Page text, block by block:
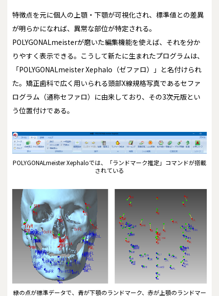
特徴点を元に個人の上顎・下顎が可視化され、標準値との差異
が明らかになれば、異常な部位が特定される。
POLYGONALmeisterが磨いた編集機能を使えば、それを分か
りやすく表示できる。こうして新たに生まれたプログラムは、
「POLYGONALmeister Xephalo（ゼファロ）」と名付けられ
た。矯正歯科で広く用いられる頭部X線規格写真であるセファ
ログラム（通称セファロ）に由来しており、その3次元版とい
う位置付けである。
POLYGONALmeister Xephaloでは、「ランドマーク推定」コマンドが搭載
されている
緑の点が標準データで、青が下顎のランドマーク、赤が上顎のランドマー